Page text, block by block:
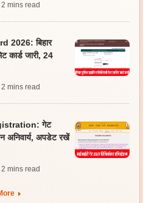
| 2 mins read
2026: बिहार
कार्ड जारी, 24
| 2 mins read
गेट
अनिवार्य, अपडेट रखें
| 2 mins read